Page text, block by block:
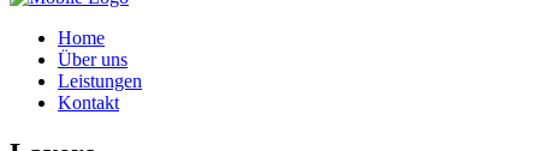
Home
Über uns
Leistungen
Kontakt